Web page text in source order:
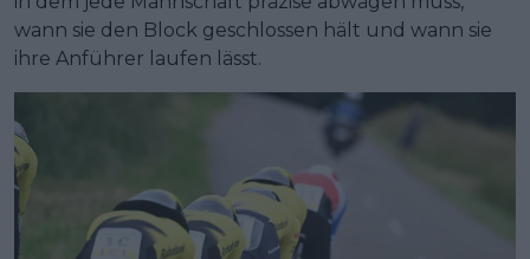
wann sie den Block geschlossen hält und wann sie
ihre Anführer laufen lässt.